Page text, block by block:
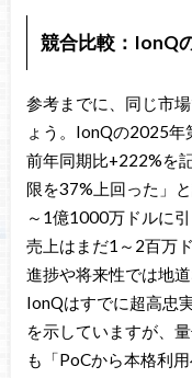
競合比較：IonQ
参考までに、同じ市
ょう。IonQの2025年
前年同期比+222%を
限を37%上回った」
～1億1000万ドルに
売上はまだ1～2百万
進捗や将来性では地
IonQはすでに超高忠
を示していますが、
も「PoCから本格利